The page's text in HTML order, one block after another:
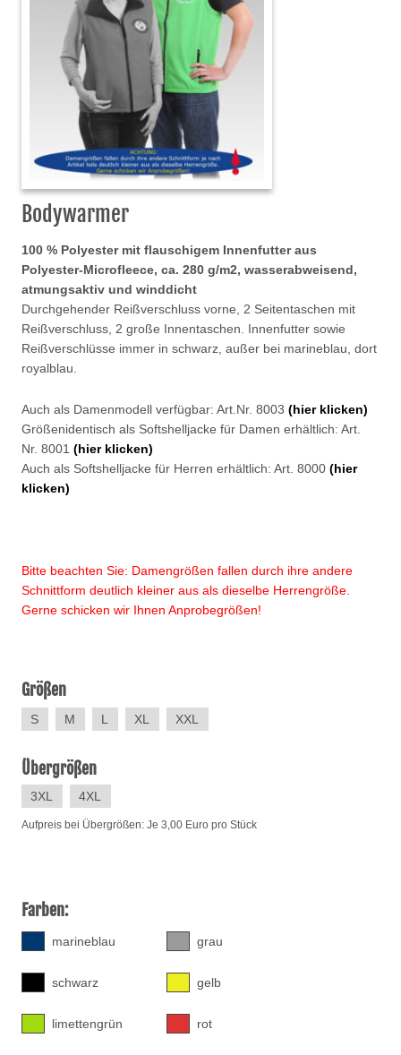
Bodywarmer
100 % Polyester mit flauschigem Innenfutter aus
Polyester-Microfleece, ca. 280 g/m2, wasserabweisend,
atmungsaktiv und winddicht
Durchgehender Reißverschluss vorne, 2 Seitentaschen mit
Reißverschluss, 2 große Innentaschen. Innenfutter sowie
Reißverschlüsse immer in schwarz, außer bei marineblau, dort
royalblau.
Auch als Damenmodell verfügbar: Art.Nr. 8003 (hier klicken)
Größenidentisch als Softshelljacke für Damen erhältlich: Art.
Nr. 8001 (hier klicken)
Auch als Softshelljacke für Herren erhältlich: Art. 8000 (hier
klicken)
Bitte beachten Sie: Damengrößen fallen durch ihre andere
Schnittform deutlich kleiner aus als dieselbe Herrengröße.
Gerne schicken wir Ihnen Anprobegrößen!
Größen
S M L XL XXL
Übergrößen
3XL 4XL
Aufpreis bei Übergrößen: Je 3,00 Euro pro Stück
Farben:
marineblau grau
schwarz gelb
limettengrün rot